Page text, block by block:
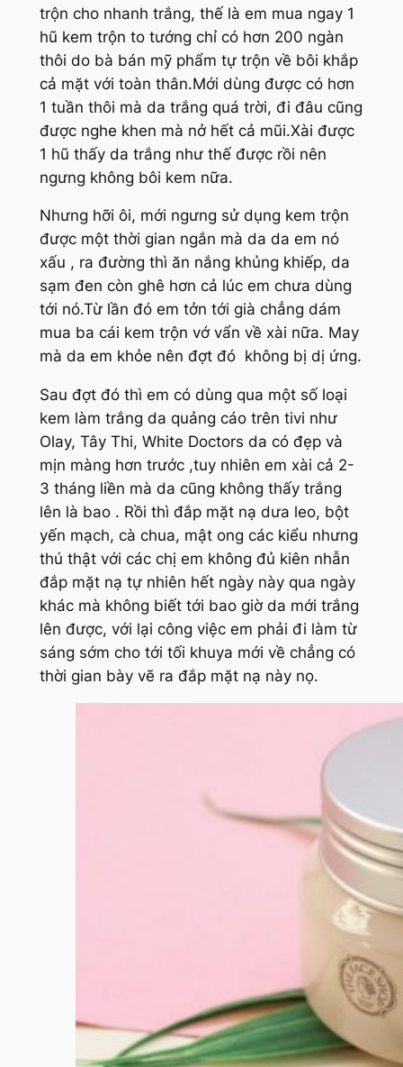
trộn cho nhanh trắng, thế là em mua ngay 1
hũ kem trộn to tướng chỉ có hơn 200 ngàn
thôi do bà bán mỹ phẩm tự trộn về bôi khắp
cả mặt với toàn thân.Mới dùng được có hơn
1 tuần thôi mà da trắng quá trời, đi đâu cũng
được nghe khen mà nở hết cả mũi.Xài được
1 hũ thấy da trắng như thế được rồi nên
ngưng không bôi kem nữa.
Nhưng hỡi ôi, mới ngưng sử dụng kem trộn
được một thời gian ngắn mà da da em nó
xấu , ra đường thì ăn nắng khủng khiếp, da
sạm đen còn ghê hơn cả lúc em chưa dùng
tới nó.Từ lần đó em tởn tới già chẳng dám
mua ba cái kem trộn vớ vẩn về xài nữa. May
mà da em khỏe nên đợt đó không bị dị ứng.
Sau đợt đó thì em có dùng qua một số loại
kem làm trắng da quảng cáo trên tivi như
Olay, Tây Thi, White Doctors da có đẹp và
mịn màng hơn trước ,tuy nhiên em xài cả 2-
3 tháng liền mà da cũng không thấy trắng
lên là bao . Rồi thì đắp mặt nạ dưa leo, bột
yến mạch, cà chua, mật ong các kiểu nhưng
thú thật với các chị em không đủ kiên nhẫn
đắp mặt nạ tự nhiên hết ngày này qua ngày
khác mà không biết tới bao giờ da mới trắng
lên được, với lại công việc em phải đi làm từ
sáng sớm cho tới tối khuya mới về chẳng có
thời gian bày vẽ ra đắp mặt nạ này nọ.